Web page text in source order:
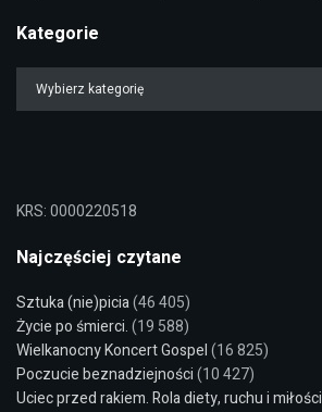
Kategorie
KRS: 0000220518
Najczęściej czytane
Sztuka (nie)picia(46 405)
Życie po śmierci.(19 588)
Wielkanocny Koncert Gospel(16 825)
Poczucie beznadziejności(10 427)
Uciec przed rakiem. Rola diety, ruchu i miłości